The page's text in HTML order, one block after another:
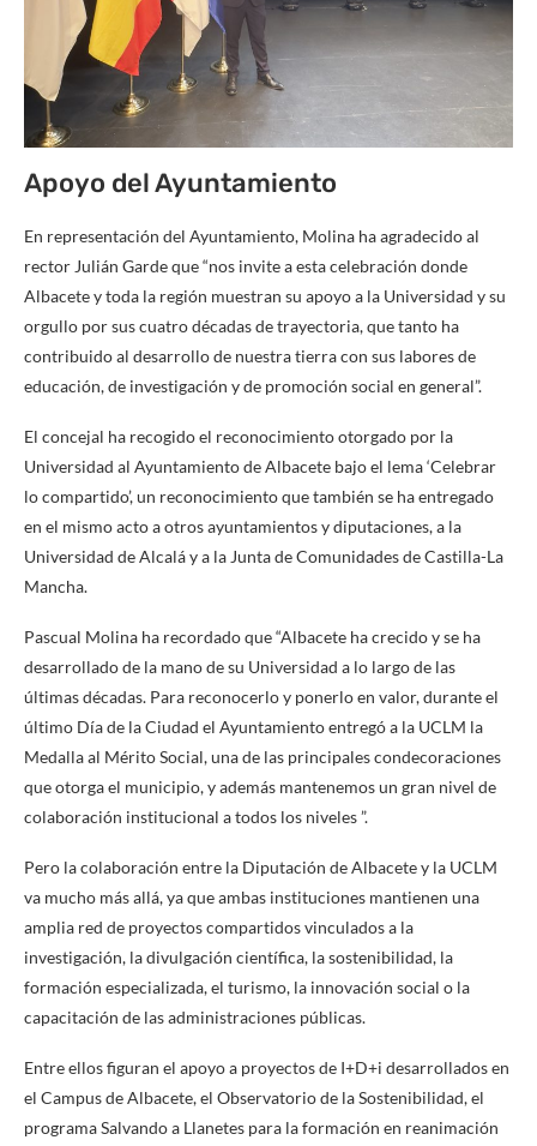
Apoyo del Ayuntamiento
En representación del Ayuntamiento, Molina ha agradecido al
rector Julián Garde que “nos invite a esta celebración donde
Albacete y toda la región muestran su apoyo a la Universidad y su
orgullo por sus cuatro décadas de trayectoria, que tanto ha
contribuido al desarrollo de nuestra tierra con sus labores de
educación, de investigación y de promoción social en general”.
El concejal ha recogido el reconocimiento otorgado por la
Universidad al Ayuntamiento de Albacete bajo el lema ‘Celebrar
lo compartido’, un reconocimiento que también se ha entregado
en el mismo acto a otros ayuntamientos y diputaciones, a la
Universidad de Alcalá y a la Junta de Comunidades de Castilla-La
Mancha.
Pascual Molina ha recordado que “Albacete ha crecido y se ha
desarrollado de la mano de su Universidad a lo largo de las
últimas décadas. Para reconocerlo y ponerlo en valor, durante el
último Día de la Ciudad el Ayuntamiento entregó a la UCLM la
Medalla al Mérito Social, una de las principales condecoraciones
que otorga el municipio, y además mantenemos un gran nivel de
colaboración institucional a todos los niveles ”.
Pero la colaboración entre la Diputación de Albacete y la UCLM
va mucho más allá, ya que ambas instituciones mantienen una
amplia red de proyectos compartidos vinculados a la
investigación, la divulgación científica, la sostenibilidad, la
formación especializada, el turismo, la innovación social o la
capacitación de las administraciones públicas.
Entre ellos figuran el apoyo a proyectos de I+D+i desarrollados en
el Campus de Albacete, el Observatorio de la Sostenibilidad, el
programa Salvando a Llanetes para la formación en reanimación